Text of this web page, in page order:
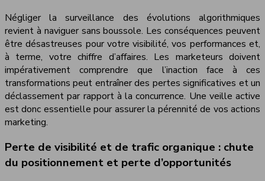
Négliger la surveillance des évolutions algorithmiques
revient à naviguer sans boussole. Les conséquences peuvent
être désastreuses pour votre visibilité, vos performances et,
à terme, votre chiffre d’affaires. Les marketeurs doivent
impérativement comprendre que l’inaction face à ces
transformations peut entraîner des pertes significatives et un
déclassement par rapport à la concurrence. Une veille active
est donc essentielle pour assurer la pérennité de vos actions
marketing.
Perte de visibilité et de trafic organique : chute
du positionnement et perte d’opportunités